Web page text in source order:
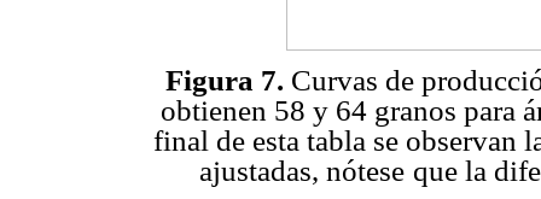
Figura 7. Curvas de
obtienen 58 y 64 granos para
final de esta tabla se observan
ajustadas, nótese que la